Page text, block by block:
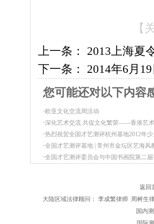
【
上一条： 2013上海夏
下一条： 2014年6月
您可能还对以下内容
·欧亚文化交流周活动
·深化艺术交流 共促文化繁荣——香港艺
·热烈祝贺全国才艺测评杭州基地2012年
·全国才艺测评基地 | 常州市金坛区艺海风
·全国才艺测评委员会与中国书画院第二
返回
大陆区域法律顾问： 李成繁律师 周树
国内测评